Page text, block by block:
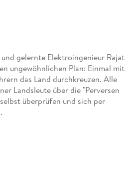
gelernte Elektroingenieur Rajat
ungewöhnlichen Plan: Einmal mit
das Land durchkreuzen. Alle
Landsleute über die "Perversen
überprüfen und sich per
er in seinem literarischen Debüt